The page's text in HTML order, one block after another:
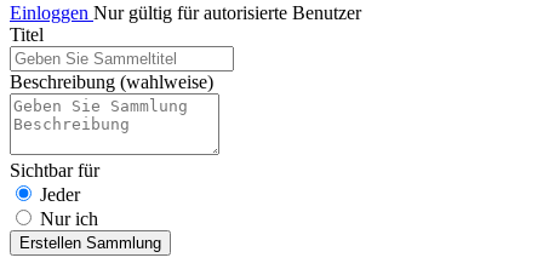
Einloggen Nur gültig für autorisierte Benutzer
Titel
Beschreibung (wahlweise)
Sichtbar für
Jeder
Nur ich
Erstellen Sammlung